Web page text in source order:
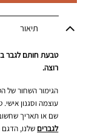
תיאור
טבעת חותם לגבר
רוצה.
הגימור השחור של
עוצמה וסגנון
שם או תאריך שחשוב
לגברים שלנו, הדגם